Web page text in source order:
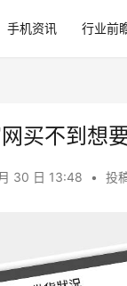
手机资讯 行业前
买不到想
30 日 13:48 • 投